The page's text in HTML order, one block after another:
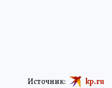
Источник: kp.ru